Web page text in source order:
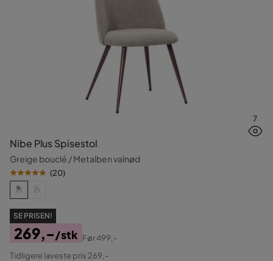
7
Nibe Plus Spisestol
Greige bouclé / Metalben valnød
(20)
SE PRISEN!
Pris
269,-/stk
Original
Før499,-
Tidligere laveste pris 269,-